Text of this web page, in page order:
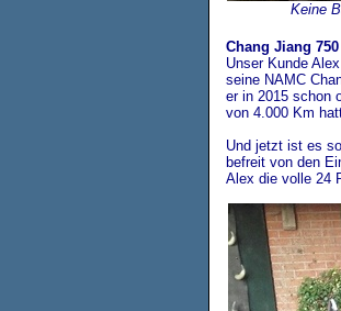
Keine
Chang Jiang
Unser Kunde
seine NAMC
er in 2015 schon
von 4.000 Km
Und jetzt ist es
befreit von den
Alex die volle 24